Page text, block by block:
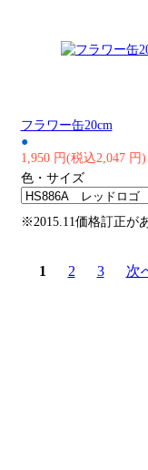
フラワー缶20cm
●
1,950 円(税込2,047 円)
色・サイズ
※2015.11価格訂正が
1 2 3 次